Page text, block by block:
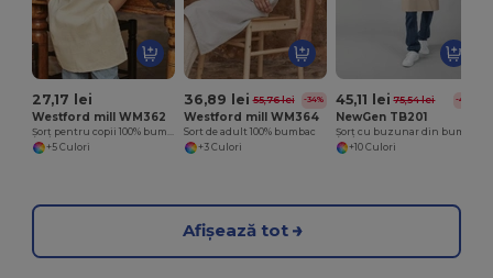
27,17 lei
Westford mill WM362
+5 Culori
36,89 lei 55,76 lei -34%
Westford mill WM364
Sort de adult 100% bumbac
+3 Culori
45,11 lei 75,54 lei -40%
NewGen TB201
+10 Culori
Afișează tot